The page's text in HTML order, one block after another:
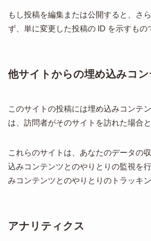
もし投稿を編集または公開すると、さ
ず、単に変更した投稿の ID を示すもの
他サイトからの埋め込みコ
このサイトの投稿には埋め込みコンテ
は、訪問者がそのサイトを訪れた場合
これらのサイトは、あなたのデータの
込みコンテンツとのやりとりの監視を
みコンテンツとのやりとりのトラッキ
アナリティクス